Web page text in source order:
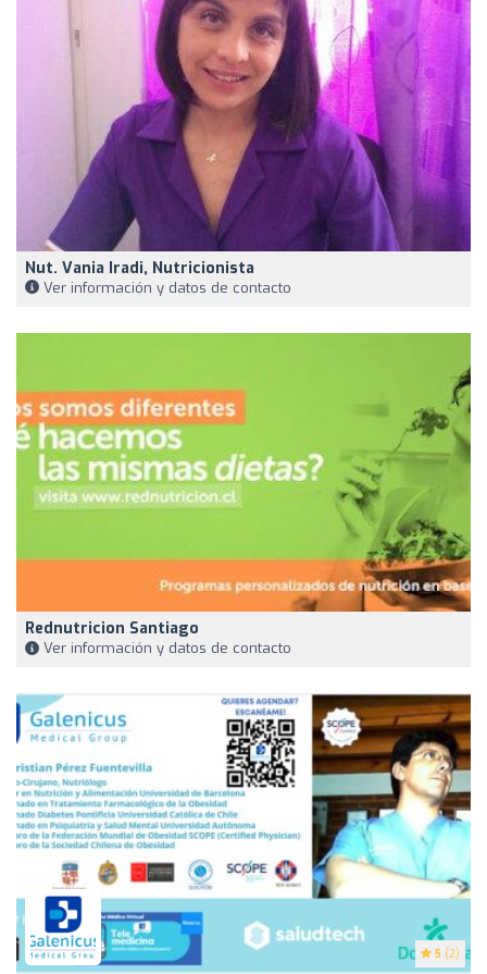
Nut. Vania Iradi, Nutricionista
Ver información y datos de contacto
Rednutricion Santiago
Ver información y datos de contacto
5 (2)